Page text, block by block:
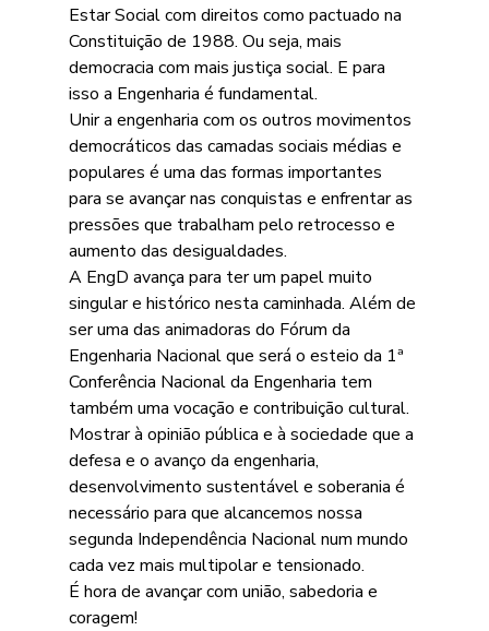
Estar Social com direitos como pactuado na
Constituição de 1988. Ou seja, mais
democracia com mais justiça social. E para
isso a Engenharia é fundamental.
Unir a engenharia com os outros movimentos
democráticos das camadas sociais médias e
populares é uma das formas importantes
para se avançar nas conquistas e enfrentar as
pressões que trabalham pelo retrocesso e
aumento das desigualdades.
A EngD avança para ter um papel muito
singular e histórico nesta caminhada. Além de
ser uma das animadoras do Fórum da
Engenharia Nacional que será o esteio da 1ª
Conferência Nacional da Engenharia tem
também uma vocação e contribuição cultural.
Mostrar à opinião pública e à sociedade que a
defesa e o avanço da engenharia,
desenvolvimento sustentável e soberania é
necessário para que alcancemos nossa
segunda Independência Nacional num mundo
cada vez mais multipolar e tensionado.
É hora de avançar com união, sabedoria e
coragem!